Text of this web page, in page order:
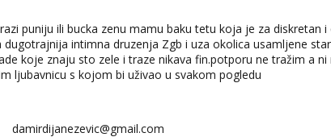
puniju ili bucka zenu mamu baku tetu koja je za diskretan i
dugotrajnija intimna druzenja Zgb i uza okolica usamljene
koje znaju sto zele i traze nikava fin.potporu ne tražim a ni
ljubavnicu s kojom bi uživao u svakom pogledu
damirdijanezevic@gmail.com